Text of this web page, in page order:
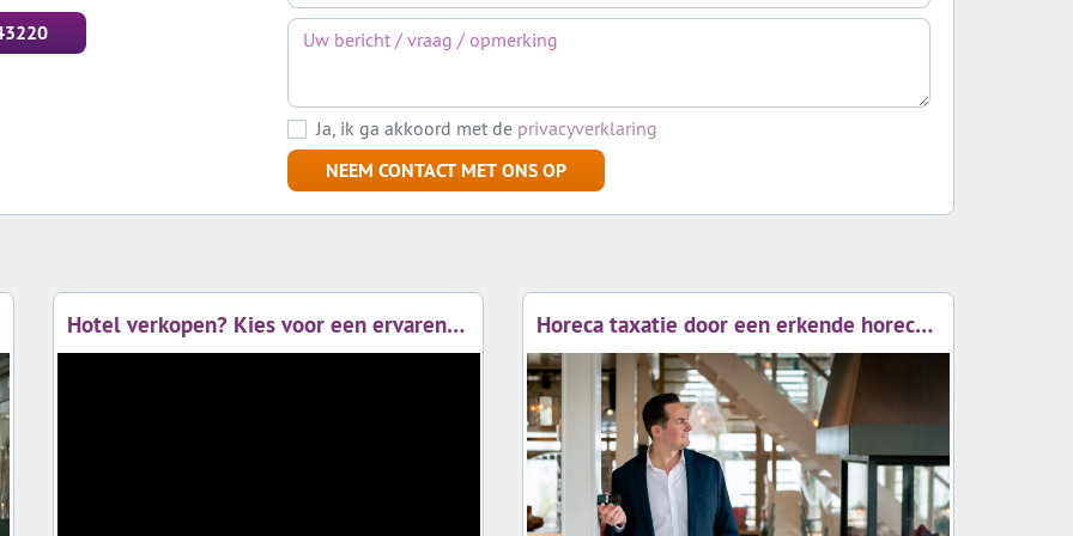
= beste prijs én beste voorwaarden.
te bellen met 0226 – 343220 of te mailen naar
Ja, ik ga akkoord met de privacyverklaring
NEEM CONTACT MET ONS OP
Hotel verkopen? Kies voor een ervaren hotelmakelaar Horeca taxatie door een erkende horeca taxateur